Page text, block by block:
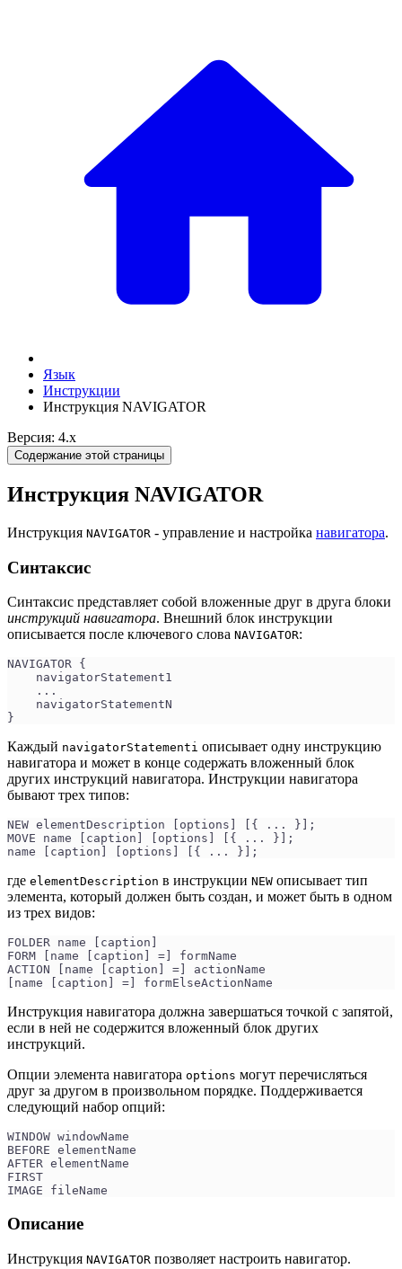
Язык
Инструкции
Инструкция NAVIGATOR
Версия: 4.x
Содержание этой страницы
Инструкция NAVIGATOR
Инструкция NAVIGATOR - управление и настройка навигатора.
Синтаксис
Синтаксис представляет собой вложенные друг в друга блоки
инструкций навигатора. Внешний блок инструкции
описывается после ключевого слова NAVIGATOR:
NAVIGATOR {
    navigatorStatement1
    ...
    navigatorStatementN
}
Каждый navigatorStatementi описывает одну инструкцию
навигатора и может в конце содержать вложенный блок
других инструкций навигатора. Инструкции навигатора
бывают трех типов:
NEW elementDescription [options] [{ ... }];
MOVE name [caption] [options] [{ ... }];
name [caption] [options] [{ ... }];
где elementDescription в инструкции NEW описывает тип
элемента, который должен быть создан, и может быть в одном
из трех видов:
FOLDER name [caption]
FORM [name [caption] =] formName
ACTION [name [caption] =] actionName
[name [caption] =] formElseActionName
Инструкция навигатора должна завершаться точкой с запятой,
если в ней не содержится вложенный блок других
инструкций.
Опции элемента навигатора options могут перечисляться
друг за другом в произвольном порядке. Поддерживается
следующий набор опций:
WINDOW windowName
BEFORE elementName
AFTER elementName
FIRST
IMAGE fileName
Описание
Инструкция NAVIGATOR позволяет настроить навигатор.